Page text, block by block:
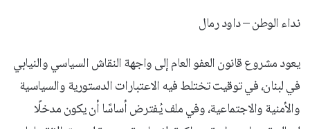
نداء الوطن – داود رمال
يعود مشروع قانون العفو العام إلى واجهة النقاش السياسي والنيابي
في لبنان، في توقيت تختلط فيه الاعتبارات الدستورية والسياسية
والأمنية والاجتماعية، وفي ملف يُفترض أساسًا أن يكون مدخلًا